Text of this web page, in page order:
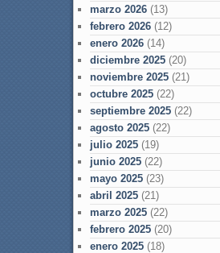
marzo 2026(13)
febrero 2026(12)
enero 2026(14)
diciembre 2025(20)
noviembre 2025(21)
octubre 2025(22)
septiembre 2025(22)
agosto 2025(22)
julio 2025(19)
junio 2025(22)
mayo 2025(23)
abril 2025(21)
marzo 2025(22)
febrero 2025(20)
enero 2025(18)